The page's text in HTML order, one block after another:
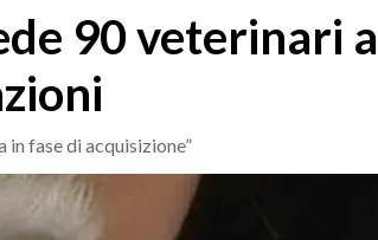
90 veterinari a
fase di acquisizione”